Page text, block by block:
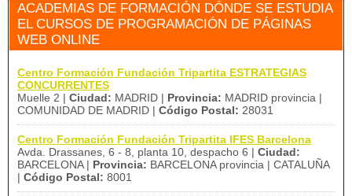
ACADEMIAS DE FORMACIÓN DÓNDE SE ESTUDIA
EL CURSOS DE PROGRAMACIÓN DE PÁGINAS
WEB ONLINE
Centro Formación Fundación Tripartita ESTRATEGIAS
CONCURRENTES
Muelle 2 | Ciudad: MADRID | Provincia: MADRID provincia |
COMUNIDAD DE MADRID | Código Postal: 28031
Centro Formación Fundación Tripartita IFES Barcelona
Avda. Drassanes, 6 - 8, planta 10, despacho 6 | Ciudad:
BARCELONA | Provincia: BARCELONA provincia | CATALUÑA
| Código Postal: 8001